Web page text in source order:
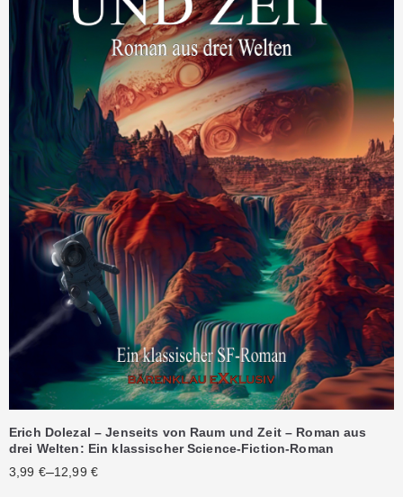
Erich Dolezal – Jenseits von Raum und Zeit – Roman aus
drei Welten: Ein klassischer Science-Fiction-Roman
3,99 €–12,99 €